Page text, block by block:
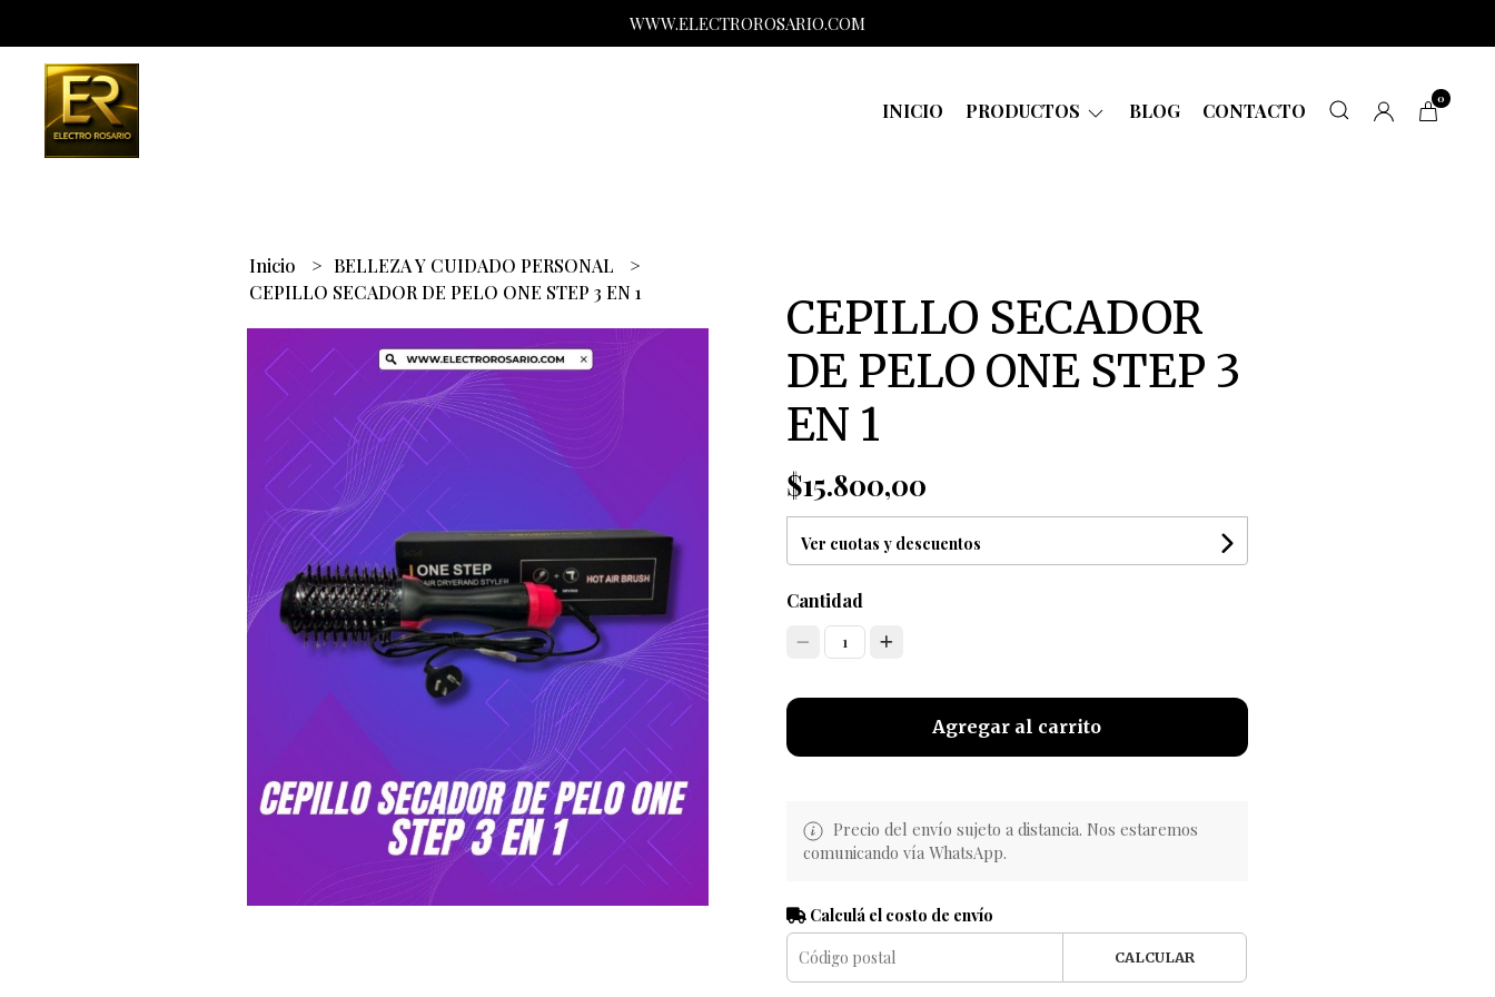
WWW.ELECTROROSARIO.COM
INICIO PRODUCTOS BLOG CONTACTO
0
Inicio
BELLEZA Y CUIDADO PERSONAL
CEPILLO SECADOR DE PELO ONE STEP 3 EN 1
CEPILLO SECADOR
DE PELO ONE STEP 3
EN 1
$15.800,00
Ver cuotas y descuentos
Cantidad
1
Agregar al carrito
Precio del envío sujeto a distancia. Nos estaremos
comunicando vía WhatsApp.
Calculá el costo de envío
CALCULAR